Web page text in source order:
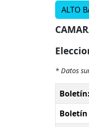
ALTO
* Datos